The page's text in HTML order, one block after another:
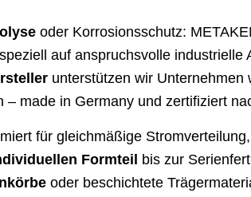
oder Korrosionsschutz:
auf anspruchsvolle industrielle
unterstützen wir Unternehmen
– made in Germany und zertifiziert
für gleichmäßige
Formteil
bis zur
oder beschichtete